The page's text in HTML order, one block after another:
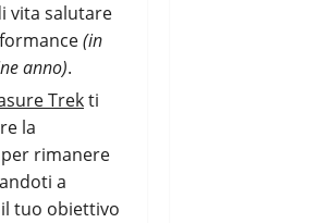
vita salutare
(in
anno).
Trekti
la
rimanere
a
tuo obiettivo